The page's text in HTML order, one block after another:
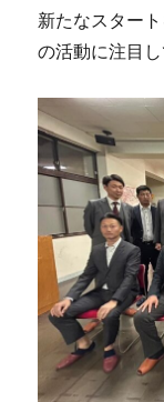
新たなスター
の活動に注目し